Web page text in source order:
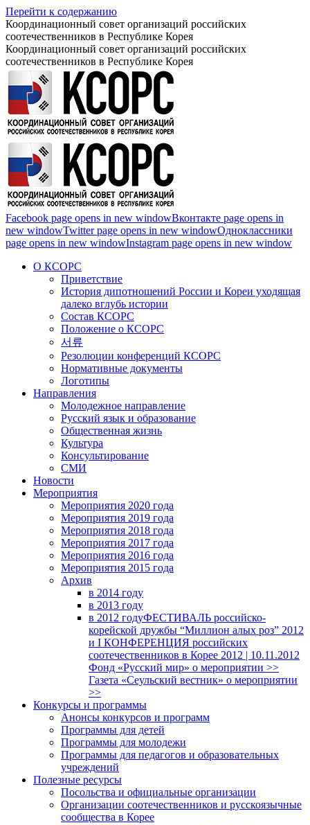
Перейти к содержанию
Координационный совет организаций российских
соотечественников в Республике Корея
Координационный совет организаций российских
соотечественников в Республике Корея
Facebook page opens in new windowВконтакте page opens in
new windowTwitter page opens in new windowОдноклассники
page opens in new windowInstagram page opens in new window
О КСОРС
Приветствие
История дипотношений России и Кореи уходящая
далеко вглубь истории
Состав КСОРС
Положение о КСОРС
서류
Резолюции конференций КСОРС
Нормативные документы
Логотипы
Направления
Молодежное направление
Русский язык и образование
Общественная жизнь
Культура
Консультирование
СМИ
Новости
Мероприятия
Мероприятия 2020 года
Мероприятия 2019 года
Мероприятия 2018 годa
Мероприятия 2017 года
Мероприятия 2016 года
Мероприятия 2015 года
Архив
в 2014 году
в 2013 году
в 2012 годуФЕСТИВАЛЬ российско-
корейской дружбы “Миллион алых роз” 2012
и I КОНФЕРЕНЦИЯ российских
соотечественников в Корее 2012 | 10.11.2012
Фонд «Русский мир» о мероприятии >>
Газета «Сеульский вестник» о мероприятии
>>
Конкурсы и программы
Анонсы конкурсов и программ
Программы для детей
Программы для молодежи
Программы для педагогов и образовательных
учреждений
Полезные ресурсы
Посольства и официальные организации
Организации соотечественников и русскоязычные
сообщества в Корее